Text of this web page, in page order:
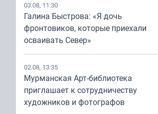
03.08, 11:30
Галина Быстрова: «Я дочь
фронтовиков, которые приехали
осваивать Север»
02.08, 13:35
Мурманская Арт-библиотека
приглашает к сотрудничеству
художников и фотографов